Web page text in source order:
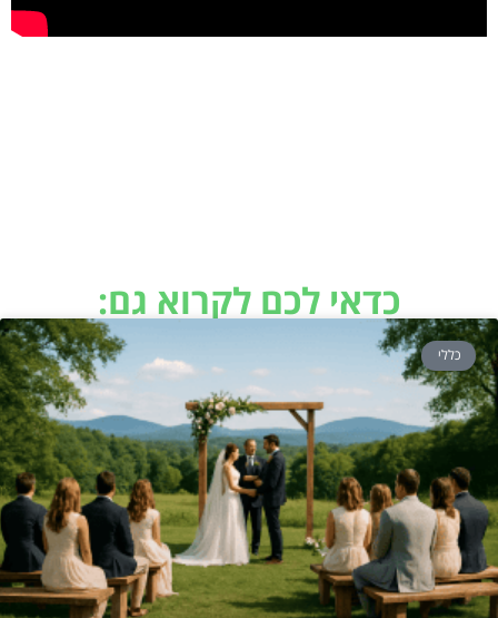
כדאי לכם לקרוא גם:
כללי